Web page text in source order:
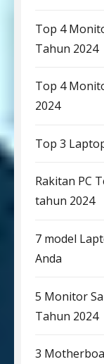
Top 4
Tahun 2024
Top 4
2024
Top 3
Rakitan PC
tahun 2024
7 model
Anda
5 Monitor
Tahun 2024
3